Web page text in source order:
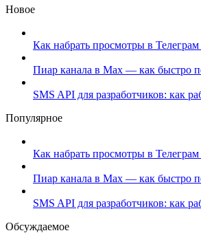
Новое
Как набрать просмотры в
Пиар канала в Max — как быстро
SMS API для разработчиков: как
Популярное
Как набрать просмотры в
Пиар канала в Max — как быстро
SMS API для разработчиков: как
Обсуждаемое